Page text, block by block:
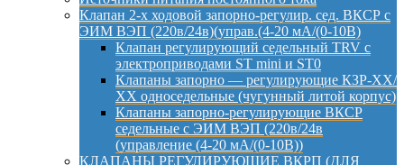
Клапан 2-х ходовой запорно-регулир. сед. ВКСР с
ЭИМ ВЭП (220в/24в)(управ.(4-20 мА/(0-10В)
Клапан регулирующий седельный TRV с
электроприводами ST mini и ST0
Клапаны запорно — регулирующие КЗР-ХХ/
ХХ односедельные (чугунный литой корпус)
Клапаны запорно-регулирующие ВКСР
седельные с ЭИМ ВЭП (220в/24в
(управление (4-20 мА/(0-10В))
КЛАПАНЫ РЕГУЛИРУЮЩИЕ ВКРП (ДЛЯ